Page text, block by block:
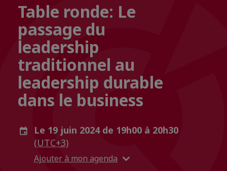
Table ronde: Le
passage du
leadership
traditionnel au
leadership durable
dans le business
Le 19 juin 2024 de 19h00 à 20h30
(UTC+3)
Ajouter à mon agenda